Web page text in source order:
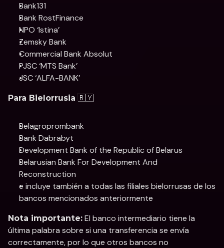
Bank131
Bank RostFinance
NPO ‘Istina’
Zemsky Bank
Commercial Bank Absolut
PJSC ‘MTS Bank’
JSC ‘ALFA-BANK’
Para Bielorrusia 🇧🇾
Belagroprombank
Bank Dabrabyt
Development Bank of the Republic of Belarus
Belarusian Bank For Development And
Reconstruction
e incluye también a todas las filiales bielorrusas de los
bancos mencionados anteriormente
Nota importante: El banco intermediario tiene la
última palabra sobre si una transferencia se envía
correctamente, por lo que otros bancos no